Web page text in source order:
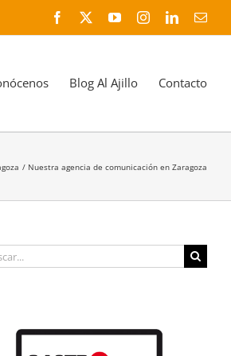
Facebook YouTubeInstagramLinkedIn
Blog Al Ajillo Contacto
Nuestra agencia de comunicación en Zaragoza